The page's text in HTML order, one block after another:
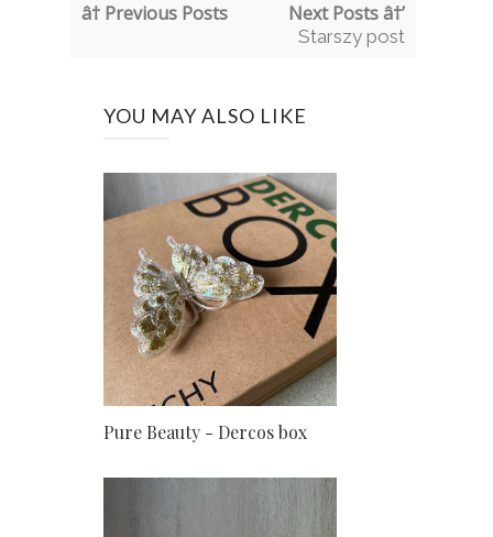
â† Previous Posts Next Posts â†’
Starszy post
YOU MAY ALSO LIKE
Pure Beauty - Dercos box